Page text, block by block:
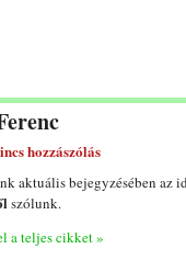
hozzászólás
aktuális bejegyzésében az
szólunk.
a teljes cikket »